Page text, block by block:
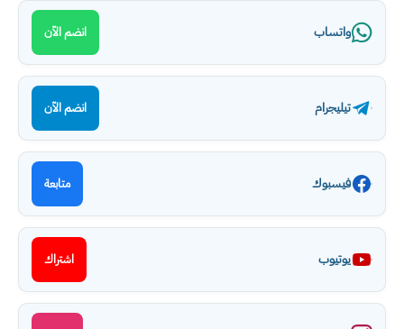
واتساب انضم الآن
تيليجرام انضم الآن
فيسبوك متابعة
يوتيوب اشتراك